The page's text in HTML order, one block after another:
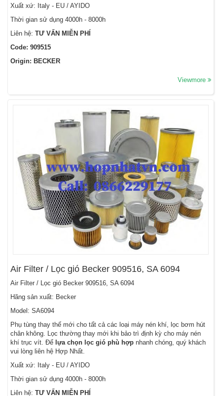
Xuất xứ: Italy - EU / AYIDO
Thời gian sử dụng 4000h - 8000h
Liên hệ: TƯ VẤN MIỄN PHÍ
Code: 909515
Origin: BECKER
Viewmore
Air Filter / Lọc gió Becker 909516, SA 6094
Air Filter / Lọc gió Becker 909516, SA 6094
Hãng sản xuất: Becker
Model: SA6094
Phụ tùng thay thế mới cho tất cả các loại máy nén khí, lọc bơm hút
chân không. Lọc thường thay mới khi bảo trì định kỳ cho máy nén
khí trục vít. Để lựa chọn lọc gió phù hợp nhanh chóng, quý khách
vui lòng liên hệ Hợp Nhất.
Xuất xứ: Italy - EU / AYIDO
Thời gian sử dụng 4000h - 8000h
Liên hệ: TƯ VẤN MIỄN PHÍ